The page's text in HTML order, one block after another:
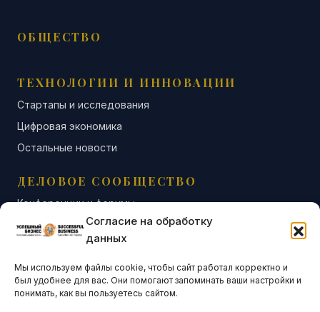
Согласие на обработку
данных
Мы используем файлы cookie, чтобы сайт работал корректно и
был удобнее для вас. Они помогают запоминать ваши настройки и
понимать, как вы пользуетесь сайтом.
ОБЩЕСТВО
ТЕХНОЛОГИИ И ИННОВАЦИИ
Стартапы и исследования
Цифровая экономика
Остальные новости
ДЕЛОВОЕ СООБЩЕСТВО
Конференции и форумы
Бизнес-клубы и ассоциации
Остальные новости
АНАЛИТИКА И СТАТИСТИКА